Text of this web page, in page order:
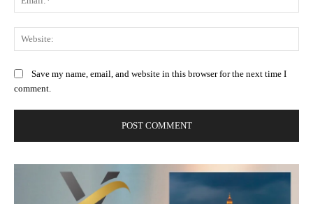
Save my name, email, and website in this browser for the next time I
comment.